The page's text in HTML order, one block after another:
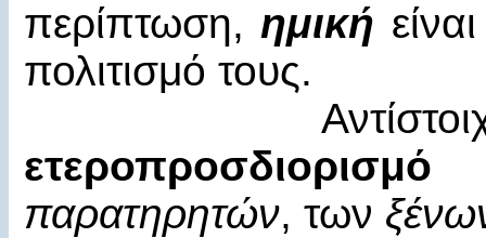
περίπτωση, ημική
πολιτισμό τους.
ετεροπροσδιορισμό
παρατηρητών, των